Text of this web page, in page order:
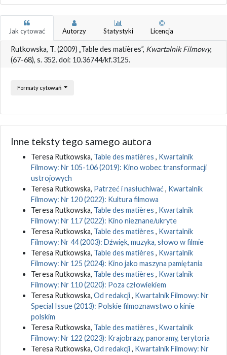
Jak cytować Autorzy Statystyki Licencja
Rutkowska, T. (2009) „Table des matières”, Kwartalnik Filmowy,
(67-68), s. 352. doi: 10.36744/kf.3125.
Formaty cytowań
Inne teksty tego samego autora
Teresa Rutkowska, Table des matières , Kwartalnik
Filmowy: Nr 105-106 (2019): Kino wobec transformacji
ustrojowych
Teresa Rutkowska, Patrzeć i nasłuchiwać, Kwartalnik
Filmowy: Nr 120 (2022): Kultura filmowa
Teresa Rutkowska, Table des matières , Kwartalnik
Filmowy: Nr 117 (2022): Kino nieznane/ukryte
Teresa Rutkowska, Table des matières , Kwartalnik
Filmowy: Nr 44 (2003): Dźwięk, muzyka, słowo w filmie
Teresa Rutkowska, Table des matières , Kwartalnik
Filmowy: Nr 125 (2024): Kino jako maszyna pamiętania
Teresa Rutkowska, Table des matières , Kwartalnik
Filmowy: Nr 110 (2020): Poza człowiekiem
Teresa Rutkowska, Od redakcji, Kwartalnik Filmowy: Nr
Special Issue (2013): Polskie filmoznawstwo o kinie
polskim
Teresa Rutkowska, Table des matières , Kwartalnik
Filmowy: Nr 122 (2023): Krajobrazy, panoramy, terytoria
Teresa Rutkowska, Od redakcji, Kwartalnik Filmowy: Nr